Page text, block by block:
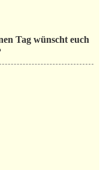
Tag wünscht euch